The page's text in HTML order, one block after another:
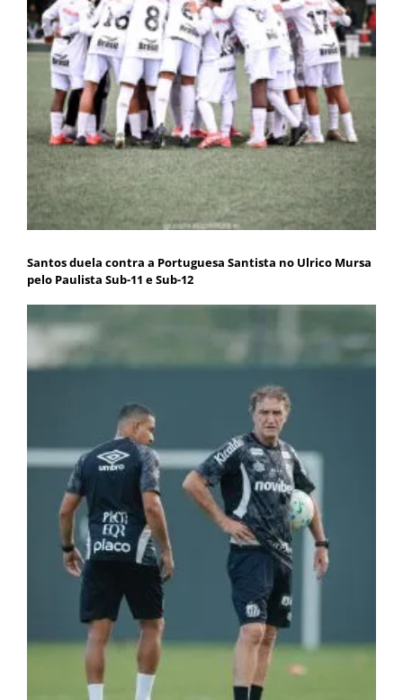
Santos duela contra a Portuguesa Santista no Ulrico Mursa
pelo Paulista Sub-11 e Sub-12